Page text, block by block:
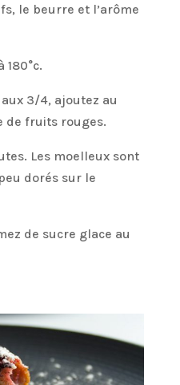
le beurre et l’arôme
3/4, ajoutez au
de fruits rouges.
Les moelleux sont
dorés sur le
de sucre glace au